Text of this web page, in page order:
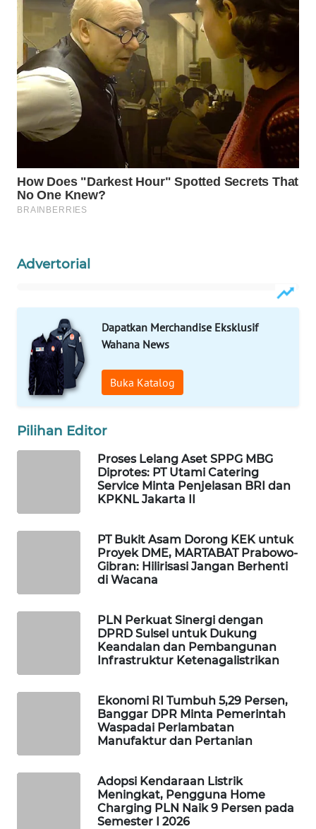
Advertorial
Dapatkan Merchandise Eksklusif
Wahana News
Buka Katalog
Pilihan Editor
Proses Lelang Aset SPPG MBG
Diprotes: PT Utami Catering
Service Minta Penjelasan BRI dan
KPKNL Jakarta II
PT Bukit Asam Dorong KEK untuk
Proyek DME, MARTABAT Prabowo-
Gibran: Hilirisasi Jangan Berhenti
di Wacana
PLN Perkuat Sinergi dengan
DPRD Sulsel untuk Dukung
Keandalan dan Pembangunan
Infrastruktur Ketenagalistrikan
Ekonomi RI Tumbuh 5,29 Persen,
Banggar DPR Minta Pemerintah
Waspadai Perlambatan
Manufaktur dan Pertanian
Adopsi Kendaraan Listrik
Meningkat, Pengguna Home
Charging PLN Naik 9 Persen pada
Semester I 2026
WAHANANEWS
WAHANA
SPORT
WAHANA
UMKM
WAHANA
SELEB
WAHANA
WAHANA
HEALTH
WAHANA
DESA
WISATA
MASYARAKAT
KELISTRIKAN
MARTABAT